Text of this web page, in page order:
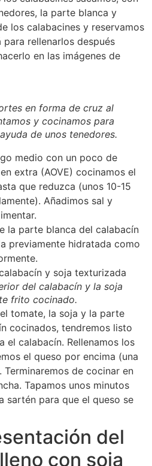
la parte blanca y
los calabacines y reservamos
rellenarlos después
en las imágenes de
en forma de cruz al
y cocinamos para
de unos tenedores.
medio con un poco de
extra (AOVE) cocinamos el
que reduzca (unos 10-15
Añadimos sal y
la parte blanca del calabacín
previamente hidratada como
del calabacín y la soja
frito cocinado.
tomate, la soja y la parte
cocinados, tendremos listo
el calabacín. Rellenamos los
el queso por encima (una
Terminaremos de cocinar en
Tapamos unos minutos
sartén para que el queso se
del
con soja